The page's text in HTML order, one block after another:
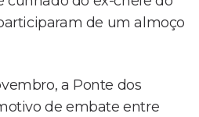
de um almoço
a Ponte dos
de embate entre